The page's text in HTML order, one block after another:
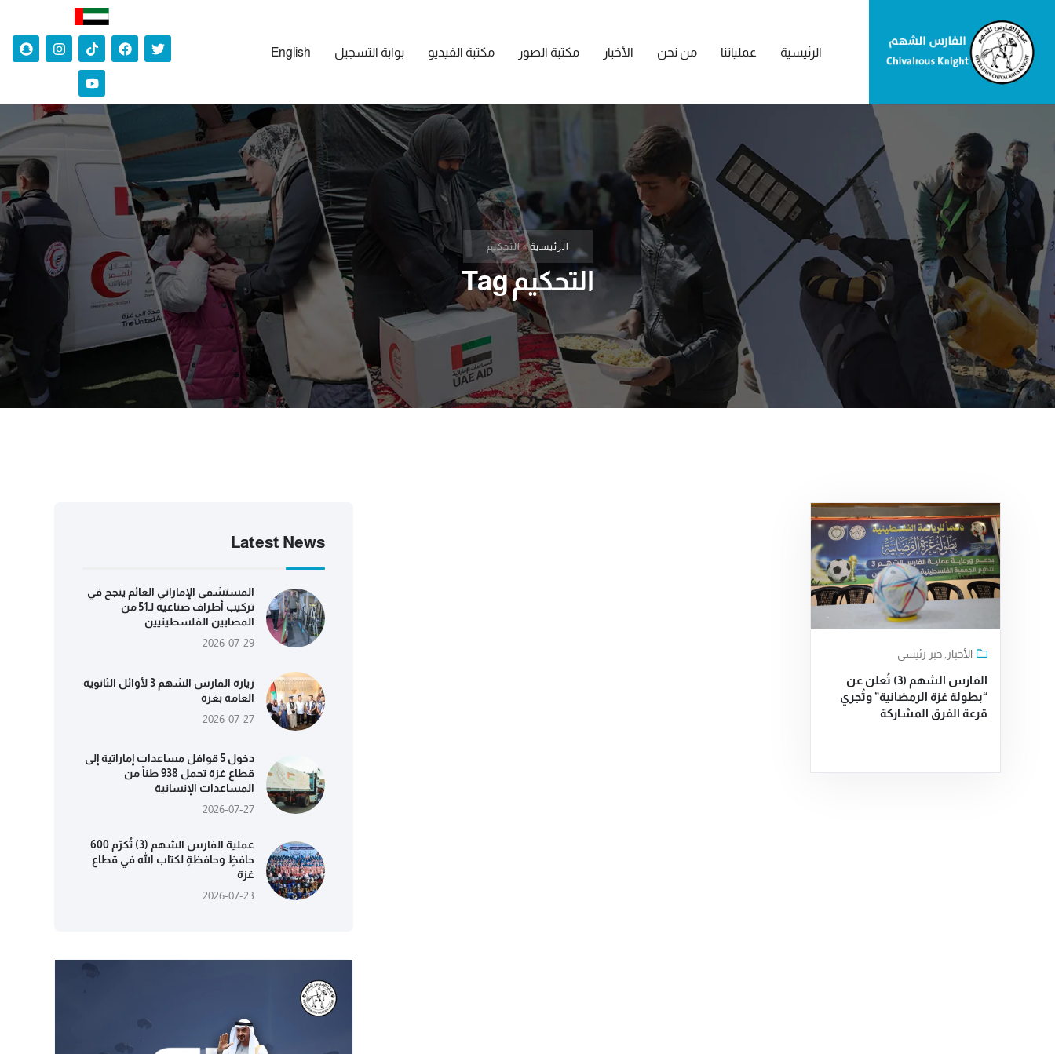
الرئيسية عملياتنا من نحن الأخبار مكتبة الصور مكتبة الفيديو بوابة التسجيل English
الرئيسية»التحكيم
التحكيم Tag
الأخبار خبر رئيسي
الفارس الشهم (3) تُعلن عن
“بطولة غزة الرمضانية” وتُجري
قرعة الفرق المشاركة
Latest News
المستشفى الإماراتي العائم ينجح في
تركيب أطراف صناعية لـ51 من
المصابين الفلسطينيين
2026-07-29
زيارة الفارس الشهم 3 لأوائل الثانوية
العامة بغزة
2026-07-27
دخول 5 قوافل مساعدات إماراتية إلى
قطاع غزة تحمل 938 طناً من
المساعدات الإنسانية
2026-07-27
عملية الفارس الشهم (3) تُكرّم 600
حافظٍ وحافظةٍ لكتاب الله في قطاع
غزة
2026-07-23